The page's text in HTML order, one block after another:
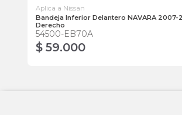
Aplica a Nissan
Bandeja Inferior Delantero NAVARA 2007-
Derecho
54500-EB70A
$ 59.000